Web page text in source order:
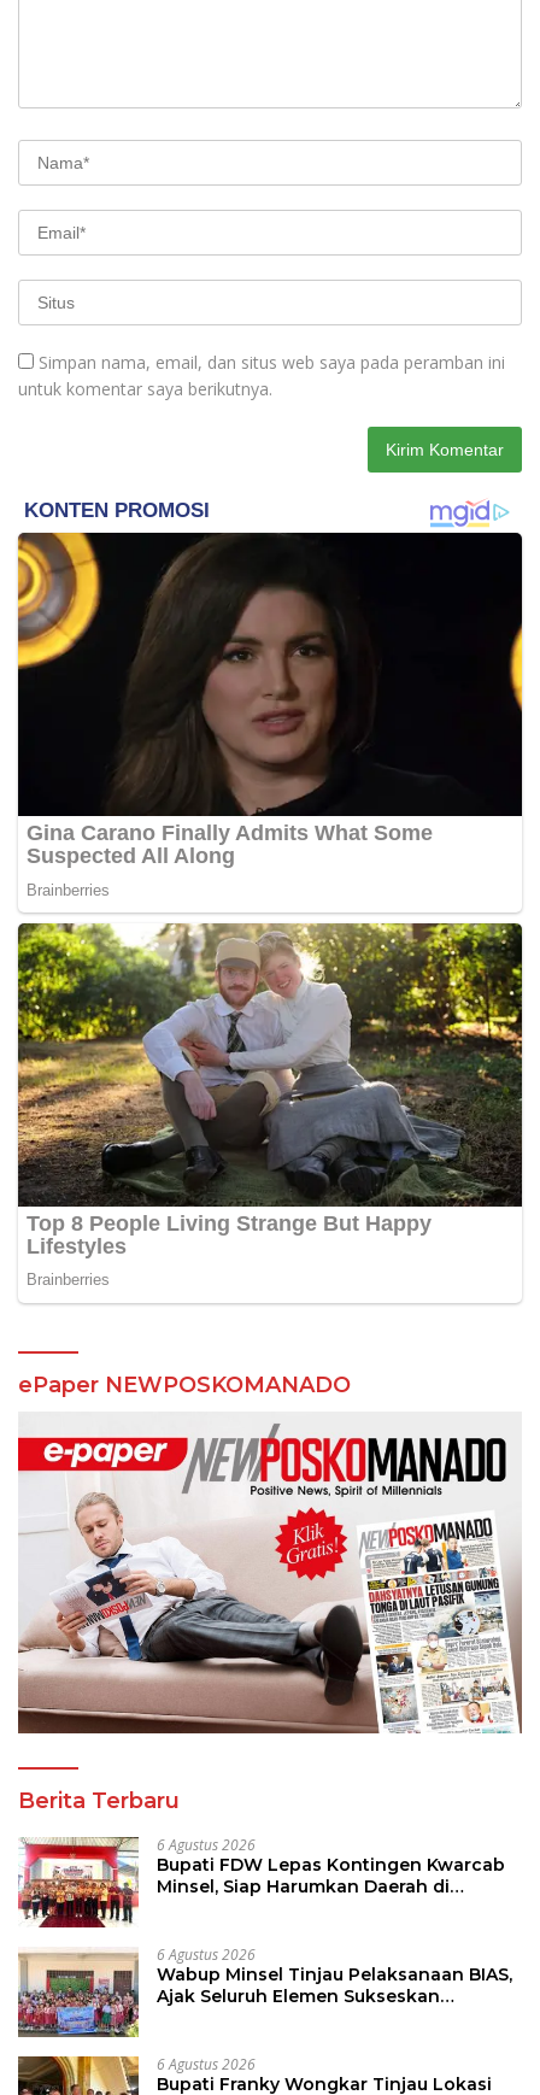
Simpan nama, email, dan situs web saya pada peramban ini
untuk komentar saya berikutnya.
ePaper NEWPOSKOMANADO
Berita Terbaru
6 Agustus 2026
Bupati FDW Lepas Kontingen Kwarcab
Minsel, Siap Harumkan Daerah di
6 Agustus 2026
Wabup Minsel Tinjau Pelaksanaan BIAS,
Ajak Seluruh Elemen Sukseskan
6 Agustus 2026
Bupati Franky Wongkar Tinjau Lokasi